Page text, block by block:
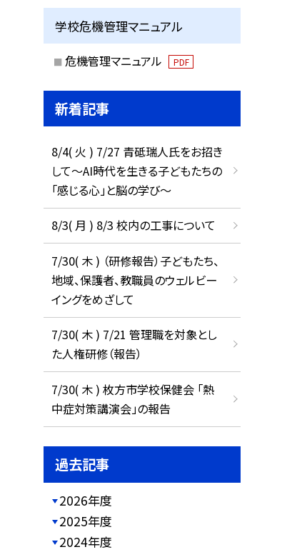
学校危機管理マニュアル
危機管理マニュアル PDF
新着記事
8/4( 火 ) 7/27 青砥瑞人氏をお招き
して〜AI時代を生きる子どもたちの
「感じる心」と脳の学び〜
8/3( 月 ) 8/3 校内の工事について
7/30( 木 ) （研修報告）子どもたち、
地域、保護者、教職員のウェルビー
イングをめざして
7/30( 木 ) 7/21 管理職を対象とし
た人権研修（報告）
7/30( 木 ) 枚方市学校保健会 「熱
中症対策講演会」の報告
過去記事
2026年度
2025年度
2024年度